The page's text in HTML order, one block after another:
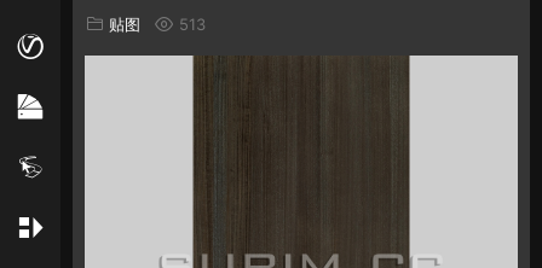
免费模型 En精选集
贴图 513